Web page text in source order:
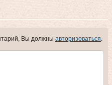
Вы должны авторизоваться.